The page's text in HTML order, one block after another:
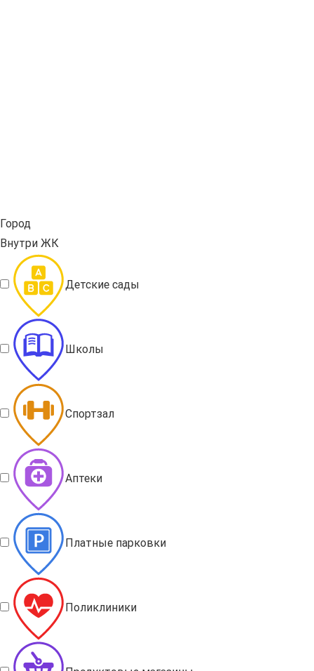
Город
Внутри ЖК
Детские сады
Школы
Спортзал
Аптеки
Платные парковки
Поликлиники